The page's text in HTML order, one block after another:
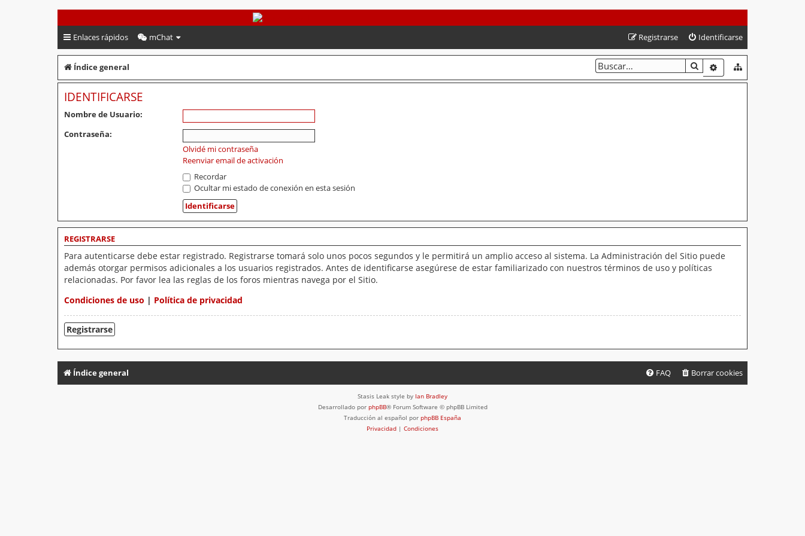
PeruVoley.com
Enlaces rápidos mChat Identificarse
Registrarse
Índice general BUSCARBÚSQUEDA
IDENTIFICARSE
Nombre de Usuario:
Contraseña:
Olvidé mi contraseña
Reenviar email de activación
Recordar
Ocultar mi estado de conexión en esta sesión
REGISTRARSE
Para autenticarse debe estar registrado. Registrarse tomará solo unos pocos segundos y le permitirá un amplio acceso al sistema. La Administración del Sitio puede
además otorgar permisos adicionales a los usuarios registrados. Antes de identificarse asegúrese de estar familiarizado con nuestros términos de uso y políticas
relacionadas. Por favor lea las reglas de los foros mientras navega por el Sitio.
Condiciones de uso | Política de privacidad
Registrarse
Índice general Borrar cookies
FAQ
Stasis Leak style by Ian Bradley
Desarrollado por phpBB® Forum Software © phpBB Limited
Traducción al español por phpBB España
Privacidad | Condiciones